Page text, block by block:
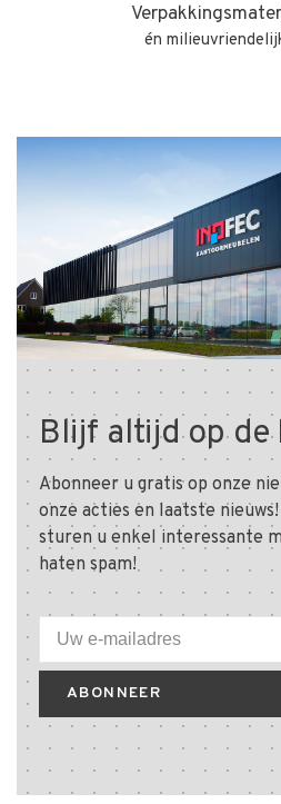
én
Blijf altijd op de
Abonneer u gratis op onze
onze acties en laatste
sturen u enkel interessante
haten spam!
ABONNEER